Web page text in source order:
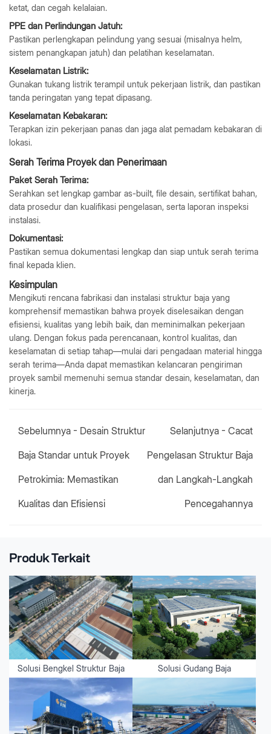
ketat, dan cegah kelalaian.
PPE dan Perlindungan Jatuh:
Pastikan perlengkapan pelindung yang sesuai (misalnya helm,
sistem penangkapan jatuh) dan pelatihan keselamatan.
Keselamatan Listrik:
Gunakan tukang listrik terampil untuk pekerjaan listrik, dan pastikan
tanda peringatan yang tepat dipasang.
Keselamatan Kebakaran:
Terapkan izin pekerjaan panas dan jaga alat pemadam kebakaran di
lokasi.
Serah Terima Proyek dan Penerimaan
Paket Serah Terima:
Serahkan set lengkap gambar as-built, file desain, sertifikat bahan,
data prosedur dan kualifikasi pengelasan, serta laporan inspeksi
instalasi.
Dokumentasi:
Pastikan semua dokumentasi lengkap dan siap untuk serah terima
final kepada klien.
Kesimpulan
Mengikuti rencana fabrikasi dan instalasi struktur baja yang
komprehensif memastikan bahwa proyek diselesaikan dengan
efisiensi, kualitas yang lebih baik, dan meminimalkan pekerjaan
ulang. Dengan fokus pada perencanaan, kontrol kualitas, dan
keselamatan di setiap tahap—mulai dari pengadaan material hingga
serah terima—Anda dapat memastikan kelancaran pengiriman
proyek sambil memenuhi semua standar desain, keselamatan, dan
kinerja.
Sebelumnya - Desain Struktur
Baja Standar untuk Proyek
Petrokimia: Memastikan
Kualitas dan Efisiensi
Selanjutnya - Cacat
Pengelasan Struktur Baja
dan Langkah-Langkah
Pencegahannya
Produk Terkait
Solusi Bengkel Struktur Baja Solusi Gudang Baja